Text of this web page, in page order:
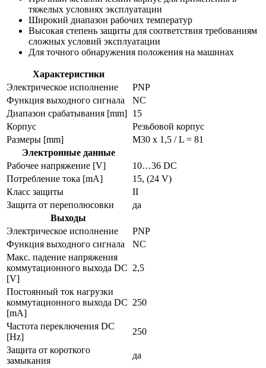
тяжелых условиях эксплуатации
Широкий диапазон рабочих температур
Высокая степень защиты для соответствия требованиям
сложных условий эксплуатации
Для точного обнаружения положения на машинах
Характеристики
Электрическое исполнение
PNP
Функция выходного сигнала
NC
Диапазон срабатывания [mm] 15
Корпус
Резьбовой корпус
Размеры [mm]
M30 x 1,5 / L = 81
Электронные данные
Рабочее напряжение [V]
10…36 DC
Потребление тока [mA]
15, (24 V)
Класс защиты
II
Защита от переполюсовки
да
Выходы
Электрическое исполнение
PNP
Функция выходного сигнала
NC
Макс. падение напряжения
коммутационного выхода DC
[V]
2,5
Постоянный ток нагрузки
коммутационного выхода DC
[mA]
250
Частота переключения DC
[Hz]
250
Защита от короткого
замыкания
да